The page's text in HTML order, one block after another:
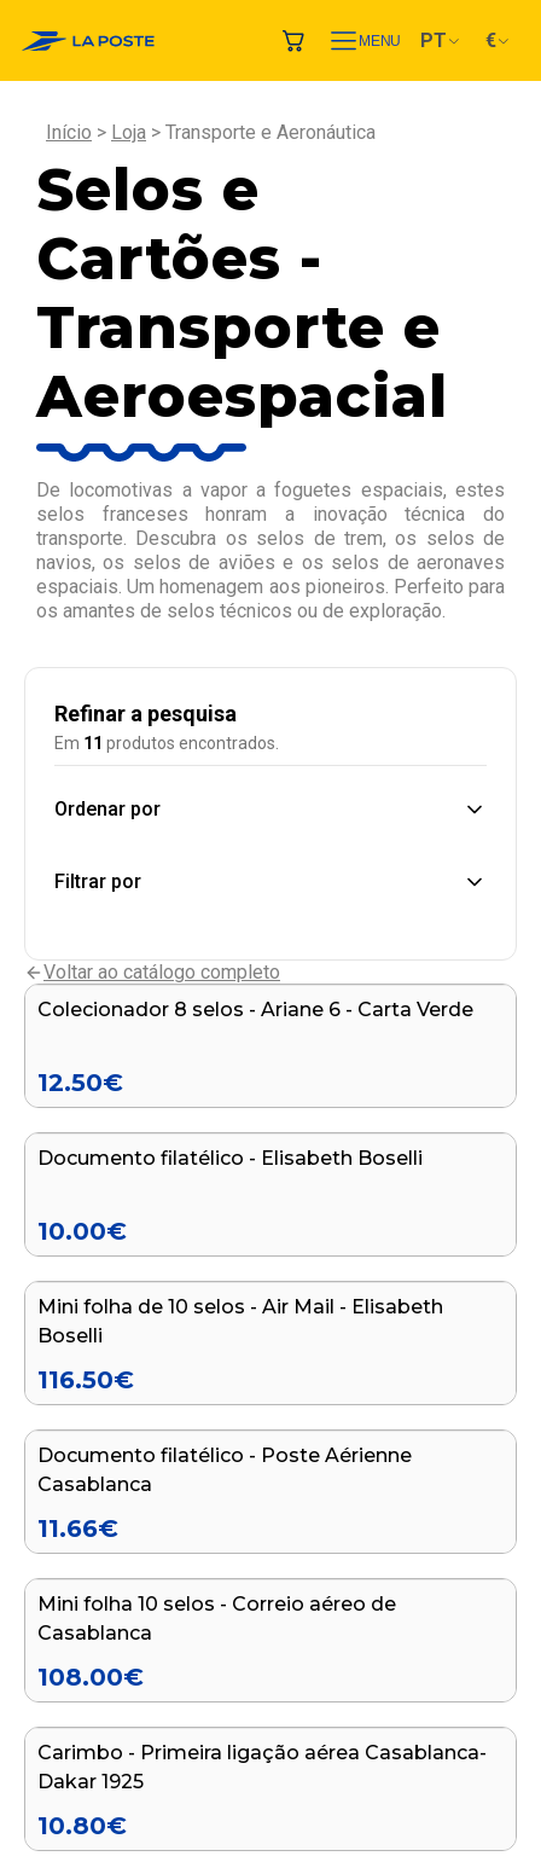
MENU PT €
Início Loja Transporte e Aeronáutica
Selos e
Cartões -
Transporte e
Aeroespacial
De locomotivas a vapor a foguetes espaciais, estes
selos franceses honram a inovação técnica do
transporte. Descubra os selos de trem, os selos de
navios, os selos de aviões e os selos de aeronaves
espaciais. Um homenagem aos pioneiros. Perfeito para
os amantes de selos técnicos ou de exploração.
Refinar a pesquisa
Em 11 produtos encontrados.
Ordenar por
Filtrar por
Voltar ao catálogo completo
Colecionador 8 selos - Ariane 6 - Carta Verde
12.50€
Documento filatélico - Elisabeth Boselli
10.00€
Mini folha de 10 selos - Air Mail - Elisabeth
Boselli
116.50€
Documento filatélico - Poste Aérienne
Casablanca
11.66€
Mini folha 10 selos - Correio aéreo de
Casablanca
108.00€
Carimbo - Primeira ligação aérea Casablanca-
Dakar 1925
10.80€